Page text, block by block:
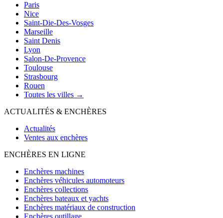
Paris
Nice
Saint-Die-Des-Vosges
Marseille
Saint Denis
Lyon
Salon-De-Provence
Toulouse
Strasbourg
Rouen
Toutes les villes →
ACTUALITÉS & ENCHÈRES
Actualités
Ventes aux enchères
ENCHÈRES EN LIGNE
Enchères machines
Enchères véhicules automoteurs
Enchères collections
Enchères bateaux et yachts
Enchères matériaux de construction
Enchères outillage